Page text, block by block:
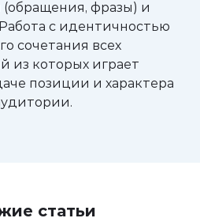
фразы) и
с идентичностью
сочетания всех
из которых играет
позиции и характера
статьи